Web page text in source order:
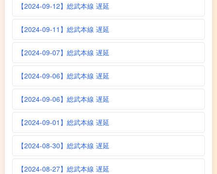
【2024-09-12】総武本線 遅延
【2024-09-11】総武本線 遅延
【2024-09-07】総武本線 遅延
【2024-09-06】総武本線 遅延
【2024-09-06】総武本線 遅延
【2024-09-01】総武本線 遅延
【2024-08-30】総武本線 遅延
【2024-08-27】総武本線 遅延